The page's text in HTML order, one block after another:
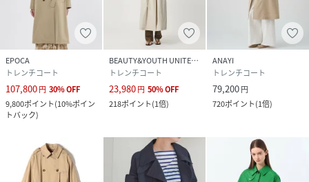
EPOCA
トレンチコート
107,800円 30%OFF
9,800ポイント(10%ポイン
トバック)
BEAUTY&YOUTH UNITED ARROWS
トレンチコート
23,980円 50%OFF
218ポイント(1倍)
ANAYI
トレンチコート
79,200円
720ポイント(1倍)